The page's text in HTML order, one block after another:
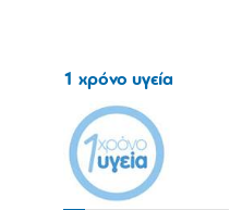
1 χρόνο υγεία